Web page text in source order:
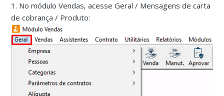
1. No módulo Vendas, acesse Geral / Mensagens de carta
de cobrança / Produto: